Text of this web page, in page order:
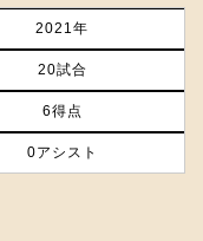
2021年
20試合
6得点
0アシスト